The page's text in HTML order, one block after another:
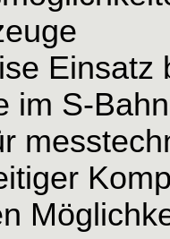
Einsatz
im S-